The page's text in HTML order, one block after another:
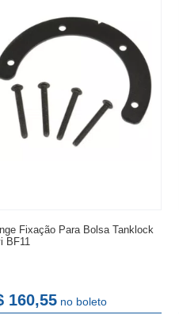
Fixação Para Bolsa Tanklock
BF11
160,55 no boleto